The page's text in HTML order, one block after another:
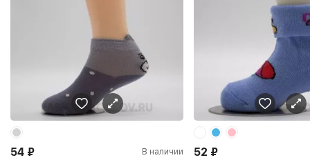
54 ₽ В наличии 52 ₽